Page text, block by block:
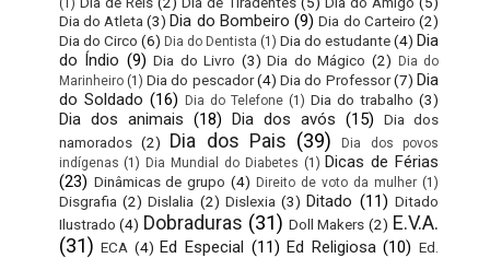
(1)
Dia do Atleta (3) Dia do Bombeiro (9) Dia do Carteiro (2)
Dia do Circo (6) Dia do Dentista (1) Dia do estudante(4) Dia
do Índio (9) Dia do Livro (3) Dia do Mágico (2)
Dia do
Marinheiro (1) Dia do pescador (4) Dia do Professor (7) Dia
do Soldado (16) Dia do Telefone (1) Dia do trabalho (3)
Dia dos animais (18) Dia dos avós (15)
Dia dos
namorados (2) Dia dos Pais (39)
Dia dos povos
indígenas (1) Dia Mundial do Diabetes (1) Dicas de Férias
(23) Dinâmicas de grupo (4) Direito de voto da mulher (1)
Disgrafia (2) Dislalia (2) Dislexia (3) Ditado (11) Ditado
Ilustrado (4) Dobraduras (31) Doll Makers (2) E.V.A.
(31) ECA (4) Ed Especial (11) Ed Religiosa (10) Ed.